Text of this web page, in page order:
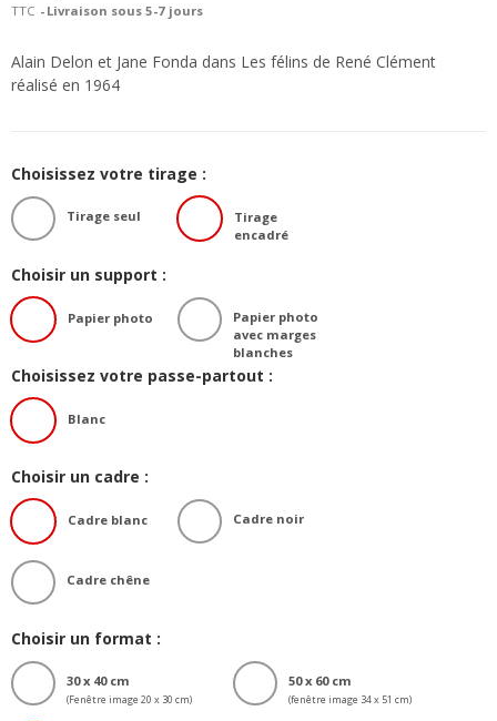
TTC Livraison sous 5-7 jours
Alain Delon et Jane Fonda dans Les félins de René Clément
réalisé en 1964
Choisissez votre tirage :
Tirage seul
Tirage
encadré
Choisir un support :
Papier photo
Papier photo
avec marges
blanches
Choisissez votre passe-partout :
Blanc
Choisir un cadre :
Cadre blanc Cadre noir
Cadre chêne
Choisir un format :
30 x 40 cm
(Fenêtre image 20 x 30 cm)
50 x 60 cm
(fenêtre image 34 x 51 cm)